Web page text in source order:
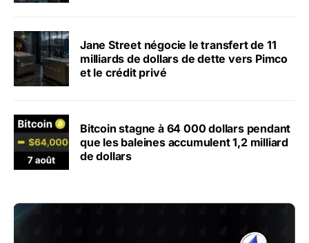
Jane Street négocie le transfert de 11
milliards de dollars de dette vers Pimco
et le crédit privé
Bitcoin stagne à 64 000 dollars pendant
que les baleines accumulent 1,2 milliard
de dollars